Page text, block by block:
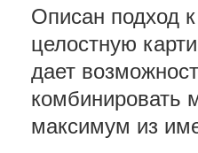
Описан подход
целостную
дает
комбинировать
максимум из